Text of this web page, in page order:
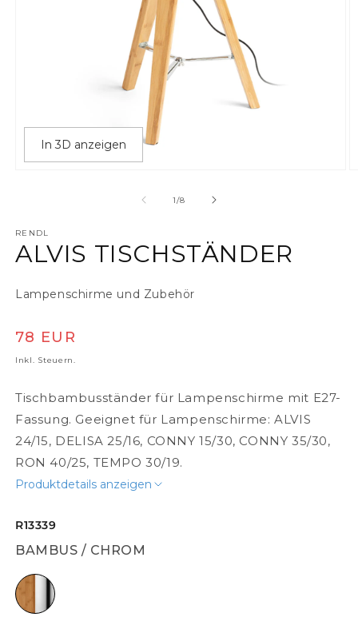
In 3D anzeigen
1/von
8
RENDL
ALVIS TISCHSTÄNDER
Lampenschirme und Zubehör
Normaler Preis
78 EUR
Inkl. Steuern.
Tischbambusständer für Lampenschirme mit E27-
Fassung. Geeignet für Lampenschirme: ALVIS
24/15, DELISA 25/16, CONNY 15/30, CONNY 35/30,
RON 40/25, TEMPO 30/19.
Produktdetails anzeigen
R13339
BAMBUS / CHROM
Bambus / Chrom